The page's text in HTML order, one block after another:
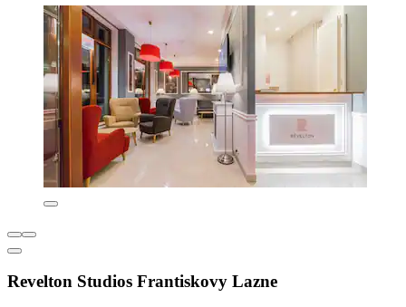
Revelton Studios Frantiskovy Lazne